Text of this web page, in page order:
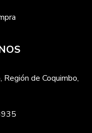
de Coquimbo,